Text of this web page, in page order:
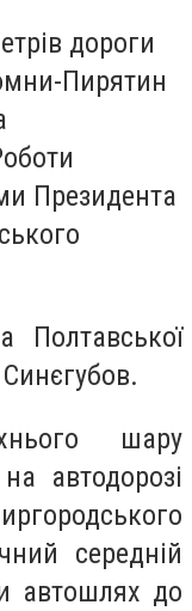
дороги
Пирятин
Президента
Полтавської
шару
автодорозі
середній
автошлях до